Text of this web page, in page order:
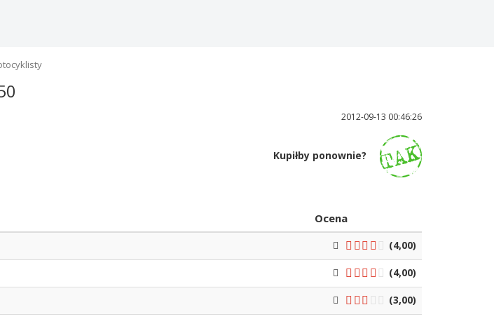
Kupiłby ponownie?
2012-09-13 00:46:26
Ocena
(4,00)
(4,00)
(3,00)